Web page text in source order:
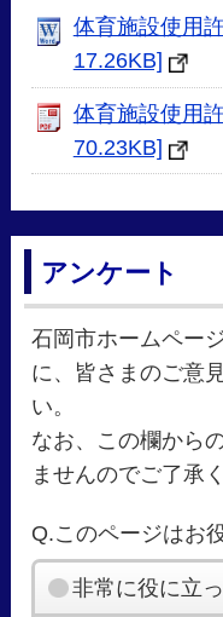
体育施設使用
17.26KB]
体育施設使用
70.23KB]
アンケート
石岡市ホームペー
に、皆さまのご意
い。
なお、この欄から
ませんのでご了承
Q.このページはお
非常に役に立